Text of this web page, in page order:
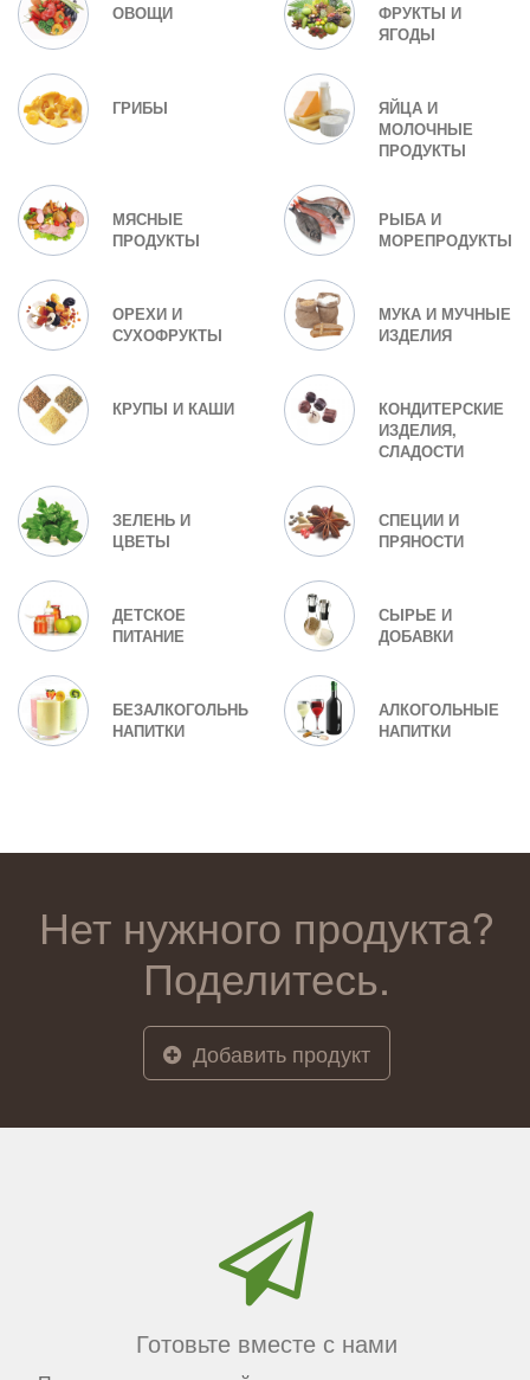
ОВОЩИ
ФРУКТЫ И
ЯГОДЫ
ГРИБЫ
ЯЙЦА И
МОЛОЧНЫЕ
ПРОДУКТЫ
МЯСНЫЕ
ПРОДУКТЫ
РЫБА И
МОРЕПРОДУКТЫ
ОРЕХИ И
СУХОФРУКТЫ
МУКА И МУЧНЫЕ
ИЗДЕЛИЯ
КРУПЫ И КАШИ
КОНДИТЕРСКИЕ
ИЗДЕЛИЯ,
СЛАДОСТИ
ЗЕЛЕНЬ И
ЦВЕТЫ
СПЕЦИИ И
ПРЯНОСТИ
ДЕТСКОЕ
ПИТАНИЕ
СЫРЬЕ И
ДОБАВКИ
БЕЗАЛКОГОЛЬНЫЕ
НАПИТКИ
АЛКОГОЛЬНЫЕ
НАПИТКИ
Нет нужного продукта?
Поделитесь.
Добавить продукт
Готовьте вместе с нами